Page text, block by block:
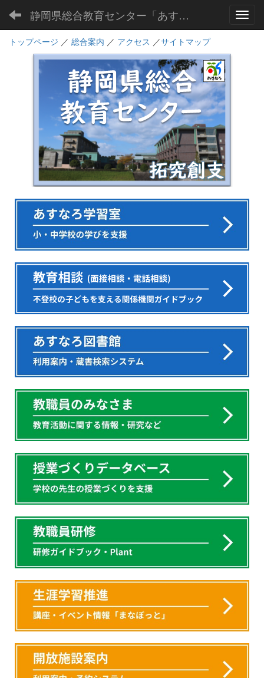
静岡県総合教育センター「あすなろ」
トップページ ／ 総合案内 ／ アクセス ／サイトマップ